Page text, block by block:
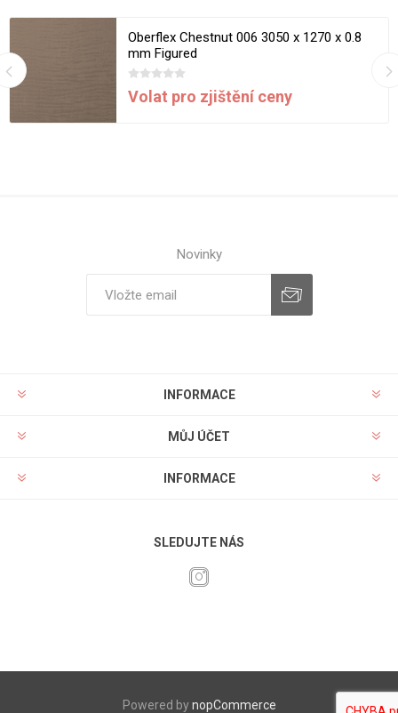
Oberflex Chestnut 006 3050 x 1270 x 0.8
mm Figured
Volat pro zjištění ceny
Novinky
INFORMACE
MŮJ ÚČET
INFORMACE
SLEDUJTE NÁS
Powered bynopCommerce